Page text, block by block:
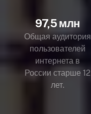
97,5 млн
Общая аудитория
пользователей
интернета в
России старше 12
лет.